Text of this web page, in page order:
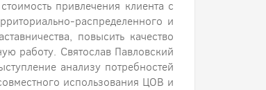
привлечения клиента с
распределенного и
повысить качество
работу. Святослав Павловский
анализу потребностей
использования ЦОВ и